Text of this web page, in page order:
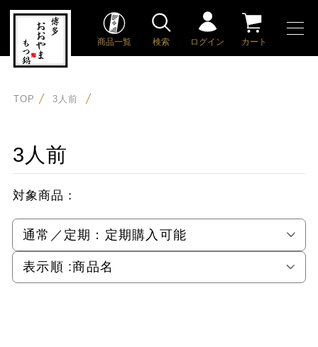
商品一覧 検索 ログイン カート
TOP 3人前
3人前
対象商品：
通常／定期： 定期購入可能
表示順 :商品名